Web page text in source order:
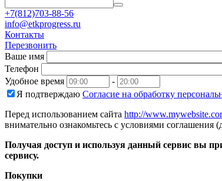
+7(812)703-88-56
info@etkprogress.ru
Контакты
Перезвонить
Ваше имя
Телефон
Удобное время
-
Я подтверждаю Согласие на обработку
Перед использованием сайта http://
внимательно ознакомьтесь с условиями соглашения
Получая доступ и используя данный сервис вы
сервису.
Покупки